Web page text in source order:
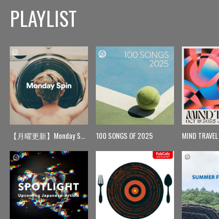
PLAYLIST
【月曜更新】Monday Spin 100 SONGS OF 2025 MIND TRAVEL